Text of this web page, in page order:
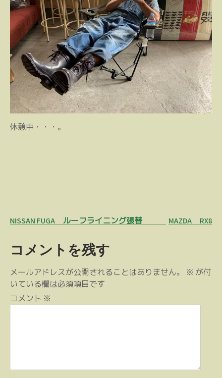
休憩中・・・。
投
ナ
ビ
ゲ
ー
シ
NISSAN FUGA ルーフライニング張替 MAZDA RX8
コメントを残す
メールアドレスが公開されることはありません。 ※ が付
いている欄は必須項目です
コメント ※